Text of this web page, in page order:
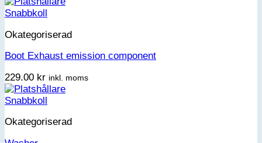
Snabbkoll
Okategoriserad
Boot Exhaust emission component
229.00 kr inkl. moms
Snabbkoll
Okategoriserad